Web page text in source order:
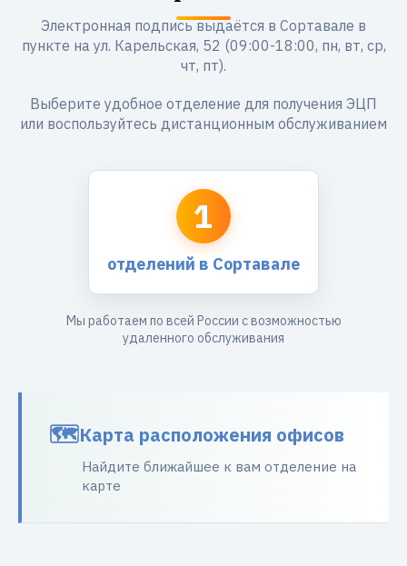
Электронная подпись выдаётся в Сортавале в
пункте на ул. Карельская, 52 (09:00-18:00, пн, вт, ср,
чт, пт).
Выберите удобное отделение для получения ЭЦП
или воспользуйтесь дистанционным обслуживанием
1
отделений в Сортавале
Мы работаем по всей России с возможностью
удаленного обслуживания
Карта расположения офисов
Найдите ближайшее к вам отделение на
карте